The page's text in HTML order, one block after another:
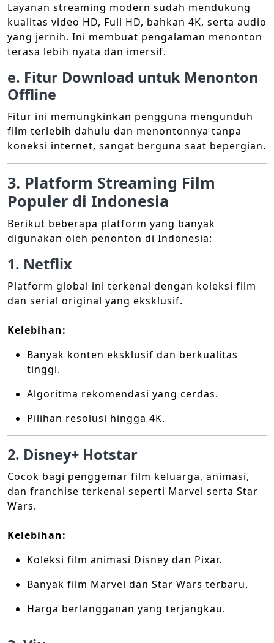
Layanan streaming modern sudah mendukung
kualitas video HD, Full HD, bahkan 4K, serta audio
yang jernih. Ini membuat pengalaman menonton
terasa lebih nyata dan imersif.
e. Fitur Download untuk Menonton
Offline
Fitur ini memungkinkan pengguna mengunduh
film terlebih dahulu dan menontonnya tanpa
koneksi internet, sangat berguna saat bepergian.
3. Platform Streaming Film
Populer di Indonesia
Berikut beberapa platform yang banyak
digunakan oleh penonton di Indonesia:
1. Netflix
Platform global ini terkenal dengan koleksi film
dan serial original yang eksklusif.
Kelebihan:
Banyak konten eksklusif dan berkualitas
tinggi.
Algoritma rekomendasi yang cerdas.
Pilihan resolusi hingga 4K.
2. Disney+ Hotstar
Cocok bagi penggemar film keluarga, animasi,
dan franchise terkenal seperti Marvel serta Star
Wars.
Kelebihan:
Koleksi film animasi Disney dan Pixar.
Banyak film Marvel dan Star Wars terbaru.
Harga berlangganan yang terjangkau.